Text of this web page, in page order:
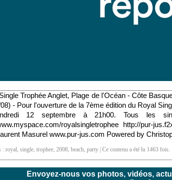
Trophée Anglet, Plage de l'Océan - Côte
- Pour l'ouverture de la 7ème édition du Royal
12 septembre à 21h00. Tous les
royalsingletrophee http://pur-
Masurel www.pur-jus.com Powered by
: royal, single, trophee, 2008, beach, party | Ce contenu a été lu 1463 fois.
Envoyez-nous vos photos, vidéos,